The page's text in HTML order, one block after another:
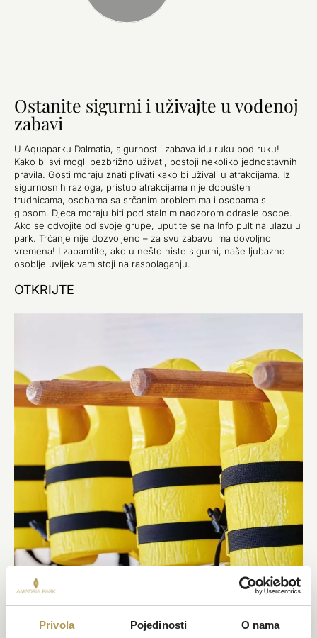
Privola Pojedinosti O nama
Ostanite sigurni i uživajte u vodenoj
zabavi
U Aquaparku Dalmatia, sigurnost i zabava idu ruku pod ruku!
Kako bi svi mogli bezbrižno uživati, postoji nekoliko jednostavnih
pravila. Gosti moraju znati plivati kako bi uživali u atrakcijama. Iz
sigurnosnih razloga, pristup atrakcijama nije dopušten
trudnicama, osobama sa srčanim problemima i osobama s
gipsom. Djeca moraju biti pod stalnim nadzorom odrasle osobe.
Ako se odvojite od svoje grupe, uputite se na Info pult na ulazu u
park. Trčanje nije dozvoljeno – za svu zabavu ima dovoljno
vremena! I zapamtite, ako u nešto niste sigurni, naše ljubazno
osoblje uvijek vam stoji na raspolaganju.
OTKRIJTE